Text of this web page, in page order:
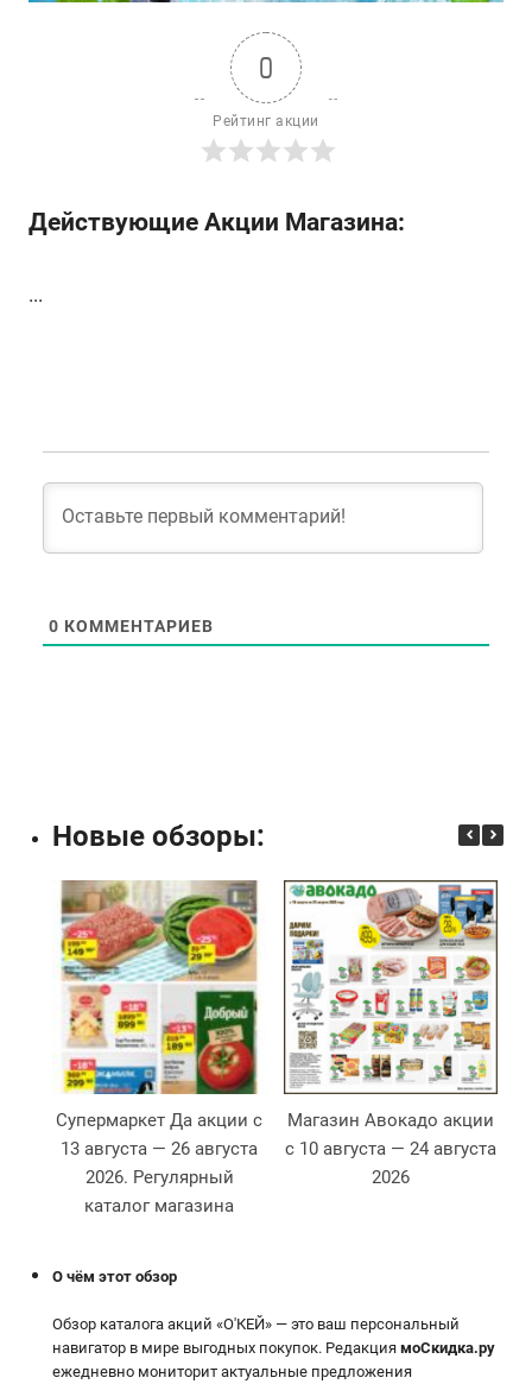
0
Рейтинг акции
Действующие Акции Магазина:
...
0 КОММЕНТАРИЕВ
Новые обзоры:
Супермаркет Да акции с
13 августа — 26 августа
2026. Регулярный
каталог магазина
Магазин Авокадо акции
с 10 августа — 24 августа
2026
О чём этот обзор
Обзор каталога акций «О'КЕЙ» — это ваш персональный
навигатор в мире выгодных покупок. Редакция моСкидка.ру
ежедневно мониторит актуальные предложения